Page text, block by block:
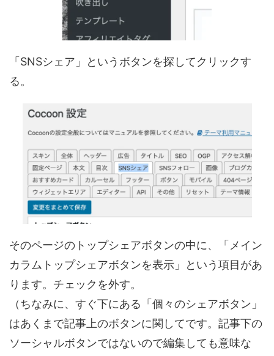
「 SNSシェア 」というボタンを探してクリックす
る。
そのページの トップシェアボタンの中に、「 メイン
カラムトップシェアボタンを表示 」という項目があ
ります。チェックを外す。
（ちなみに、すぐ下にある「個々のシェアボタン」
はあくまで記事上のボタンに関してです。記事下の
ソーシャルボタンではないので編集しても意味な